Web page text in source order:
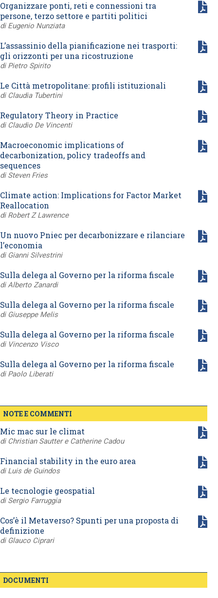
Organizzare ponti, reti e connessioni tra
persone, terzo settore e partiti politici
di Eugenio Nunziata
L’assassinio della pianificazione nei trasporti:
gli orizzonti per una ricostruzione
di Pietro Spirito
Le Città metropolitane: profili istituzionali
di Claudia Tubertini
Regulatory Theory in Practice
di Claudio De Vincenti
Macroeconomic implications of
decarbonization, policy tradeoffs and
sequences
di Steven Fries
Climate action: Implications for Factor Market
Reallocation
di Robert Z Lawrence
Un nuovo Pniec per decarbonizzare e rilanciare
l’economia
di Gianni Silvestrini
Sulla delega al Governo per la riforma fiscale
di Alberto Zanardi
Sulla delega al Governo per la riforma fiscale
di Giuseppe Melis
Sulla delega al Governo per la riforma fiscale
di Vincenzo Visco
Sulla delega al Governo per la riforma fiscale
di Paolo Liberati
NOTE E COMMENTI
Mic mac sur le climat
di Christian Sautter e Catherine Cadou
Financial stability in the euro area
di Luis de Guindos
Le tecnologie geospatial
di Sergio Farruggia
Cos’è il Metaverso? Spunti per una proposta di
definizione
di Glauco Ciprari
DOCUMENTI